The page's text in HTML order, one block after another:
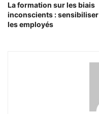
La formation sur les biais
inconscients : sensibiliser
les employés